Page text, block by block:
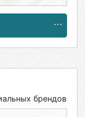
75
брендов